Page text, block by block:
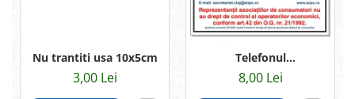
Nu trantiti usa 10x5cm
3,00 Lei
Telefonul
consumatorului 13x12cm
8,00 Lei